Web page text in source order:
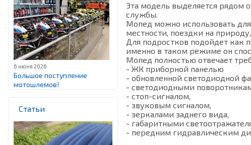
6 июня 2026
Большое поступление
мотошлемов!
Статьи
Эта модель выделяется рядом
службы.
Мопед можно использовать
местности, поездки на
Для подростков подойдет как
именно в таком режиме он
Мопед полностью отвечает
- ЖК приборной панелью
- обновленной светодиодной
- светодиодными
- стоп-сигналом,
- звуковым сигналом,
- зеркалами заднего вида,
- габаритными
- передним гидравлическим